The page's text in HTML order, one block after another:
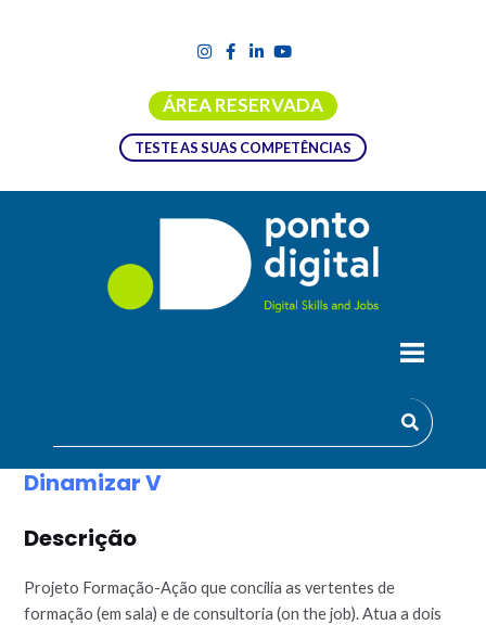
ÁREA RESERVADA
TESTE AS SUAS COMPETÊNCIAS
Dinamizar V
Descrição
Projeto Formação-Ação que concilia as vertentes de
formação (em sala) e de consultoria (on the job). Atua a dois